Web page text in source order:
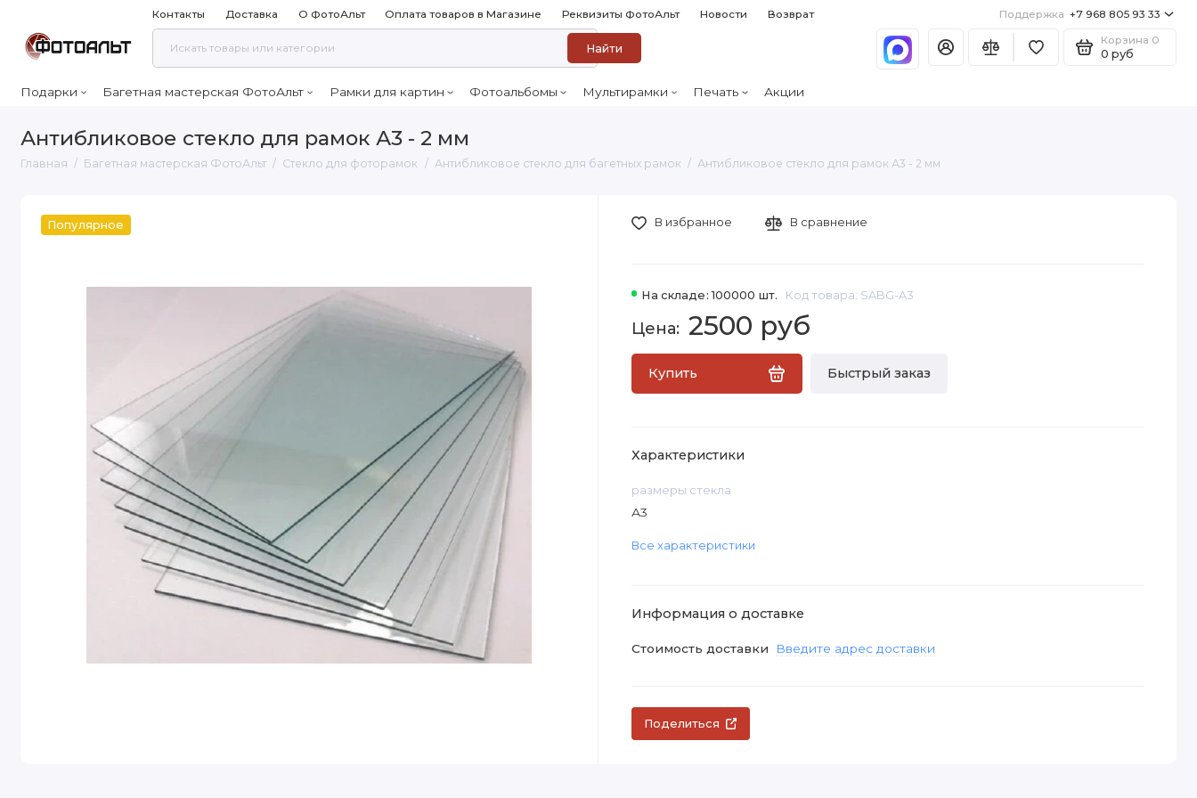
Контакты Доставка О ФотоАльт Оплата товаров в Магазине Реквизиты ФотоАльт Новости Возврат Поддержка +7 968 805 93 33
Найти
Корзина 0
0 руб
Подарки Багетная мастерская ФотоАльт Рамки для картин Фотоальбомы Мультирамки Печать Акции
Антибликовое стекло для рамок А3 - 2 мм
Главная Багетная мастерская ФотоАльт Стекло для фоторамок Антибликовое стекло для багетных рамок Антибликовое стекло для рамок А3 - 2 мм
Популярное
На складе: 100000 шт. Код товара: SABG-A3
2500 руб
Купить Быстрый заказ
В избранное В сравнение
Характеристики
размеры стекла
А3
Все характеристики
Информация о доставке
Стоимость доставки Введите адрес доставки
Поделиться